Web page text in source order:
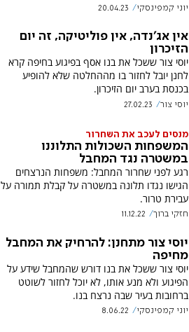
יוני קמפינסקי 20.04.23
אין אג'נדה, אין פוליטיקה, זה יום
הזיכרון
יוסי צור ששכל את בנו אסף בפיגוע בחיפה קרא
לחנן יובל לחזור בו מההחלטה שלא להופיע
בכנסת בערב יום הזיכרון.
יוסי צור 27.02.23
מנסים לעכב את השחרור
המשפחות השכולות התלוננו
במשטרה נגד המחבל
רגע לפני שחרור המחבל: משפחות הנרצחים
הגישו נגדו תלונה במשטרה על קבלת תמורה על
עבירת טרור.
חזקי ברוך 11.12.22
יוסי צור מתחנן: להרחיק את המחבל
מחיפה
יוסי צור ששכל את בנו דורש שהמחבל שידע על
הפיגוע ולא מנע אותו, לא יוכל לחזור לשוטט
ברחובות בעיר שבה נרצח בנו.
יוני קמפינסקי 8.06.22